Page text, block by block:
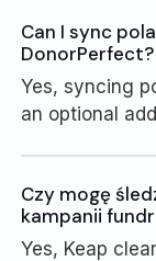
Can I sync
DonorPerfect?
Yes, syncing
an optional
Czy mogę
kampanii
Yes, Keap